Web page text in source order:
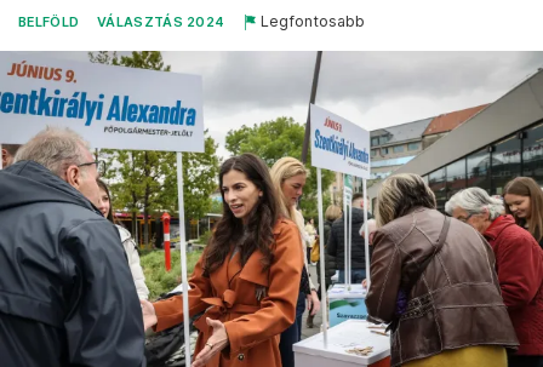
BELFÖLD VÁLASZTÁS 2024 Legfontosabb